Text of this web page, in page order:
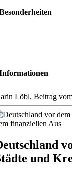
Besonderheiten
Informationen
Löbl, Beitrag
und